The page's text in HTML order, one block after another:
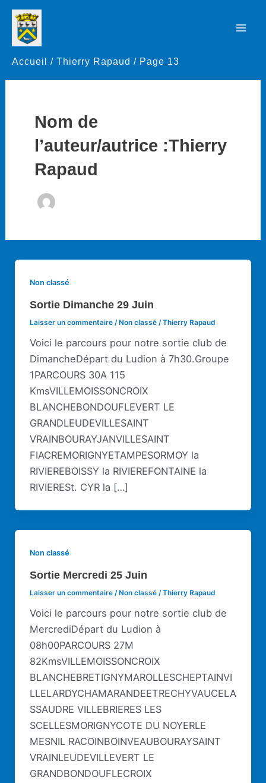
Aller
contenu
Accueil Thierry Rapaud Page 13
Nom de
l’auteur/autrice :Thierry
Rapaud
Non classé
Sortie Dimanche 29 Juin
Laisser un commentaire / Non classé/Thierry Rapaud
Voici le parcours pour notre sortie club de
DimancheDépart du Ludion à 7h30.Groupe
1PARCOURS 30A 115
KmsVILLEMOISSONCROIX
BLANCHEBONDOUFLEVERT LE
GRANDLEUDEVILLESAINT
VRAINBOURAYJANVILLESAINT
FIACREMORIGNYETAMPESORMOY la
RIVIEREBOISSY la RIVIEREFONTAINE la
RIVIERESt. CYR la […]
Non classé
Sortie Mercredi 25 Juin
Laisser un commentaire / Non classé/Thierry Rapaud
Voici le parcours pour notre sortie club de
MercrediDépart du Ludion à
08h00PARCOURS 27M
82KmsVILLEMOISSONCROIX
BLANCHEBRETIGNYMAROLLESCHEPTAINVI
LLELARDYCHAMARANDEETRECHYVAUCELA
SSAUDRE VILLEBRIERES LES
SCELLESMORIGNYCOTE DU NOYERLE
MESNIL RACOINBOINVEAUBOURAYSAINT
VRAINLEUDEVILLEVERT LE
GRANDBONDOUFLECROIX